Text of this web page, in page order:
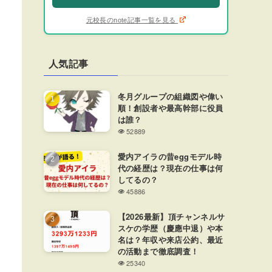
元校長のnote記事一覧を見る
人気記事
冬月グループの組織図や偉い
順！創設者や最高幹部に役員
は誰？
52889
愛内アイラの昔eggモデル時
代の経歴は？現在の仕事は何
してるの？
45886
【2026最新】頂チャンネルサ
スケの学歴（慶應中退）や本
名は？年収や来店公約、最近
の活動まで徹底調査！
25340